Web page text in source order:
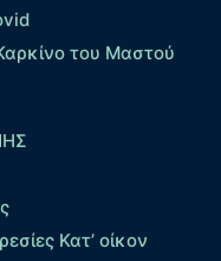
του Μαστού
Κατ’ οίκον